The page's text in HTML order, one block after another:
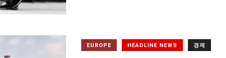
EUROPE HEADLINE NEWS 경제